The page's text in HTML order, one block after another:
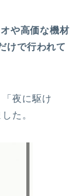
や高価な機材
けで行われて
夜に駆け
た。